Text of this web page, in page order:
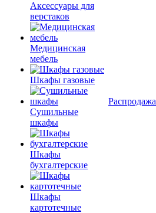
Аксессуары для
верстаков
Медицинская
мебель
Шкафы газовые
Сушильные
шкафы
Шкафы
бухгалтерские
Шкафы
картотечные
Распродажа